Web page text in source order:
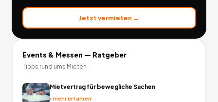
Jetzt vermieten →
Events & Messen — Ratgeber
Tipps rund ums Mieten
Mietvertrag für bewegliche Sachen
›mehr erfahren